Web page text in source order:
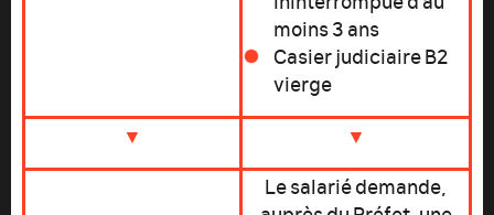
moins 3 ans
Casier judiciaire B2
vierge
▼ ▼
Le salarié demande,